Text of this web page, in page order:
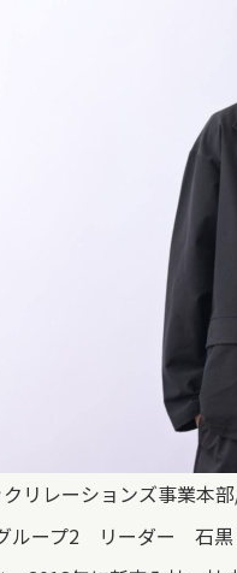
リレーションズ事業本
ループ2 リーダー 石黒